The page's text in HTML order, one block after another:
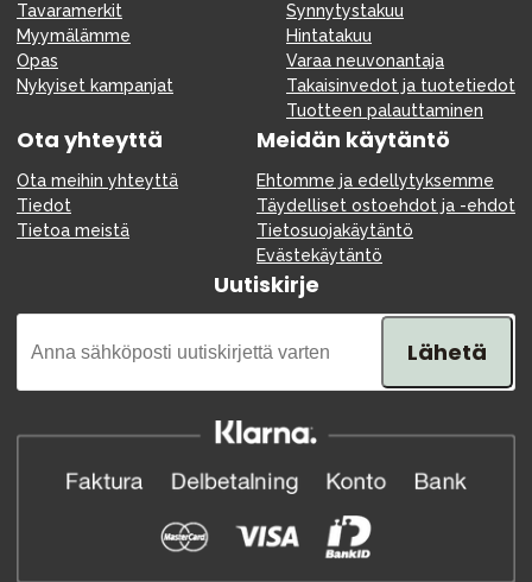
Tavaramerkit
Myymälämme
Opas
Nykyiset kampanjat
Synnytystakuu
Hintatakuu
Varaa neuvonantaja
Takaisinvedot ja tuotetiedot
Tuotteen palauttaminen
Ota yhteyttä
Ota meihin yhteyttä
Tiedot
Tietoa meistä
Meidän käytäntö
Ehtomme ja edellytyksemme
Täydelliset ostoehdot ja -ehdot
Tietosuojakäytäntö
Evästekäytäntö
Uutiskirje
Lähetä